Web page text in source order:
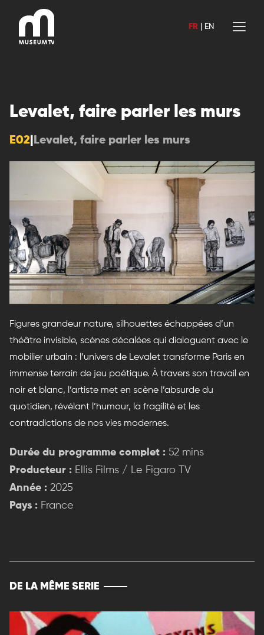
contenu
FR EN
Levalet, faire parler les murs
E02 Levalet, faire parler les murs
Figures grandeur nature, silhouettes échappées d’un
théâtre invisible, scènes décalées qui dialoguent avec le
mobilier urbain : l’univers de Levalet transforme Paris en
immense terrain de jeu poétique. À travers son travail en
noir et blanc, l’artiste met en scène l’absurde du
quotidien, révélant l’humour, la fragilité et les
contradictions de nos vies modernes.
Durée du programme complet : 52 mins
Producteur : Ellis Films / Le Figaro TV
Année : 2025
Pays : France
DE LA MÊME SERIE